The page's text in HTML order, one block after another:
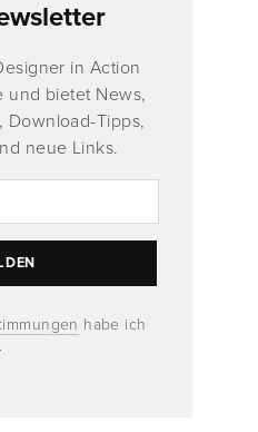
in Action
und bietet News,
Download-Tipps,
neue Links.
habe ich